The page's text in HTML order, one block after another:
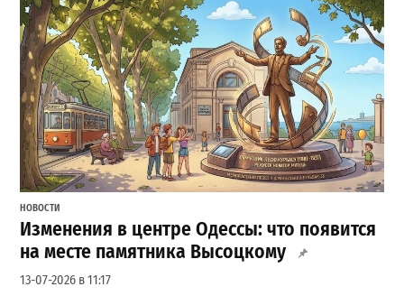
НОВОСТИ
Изменения в центре Одессы: что появится
на месте памятника Высоцкому
13-07-2026 в 11:17